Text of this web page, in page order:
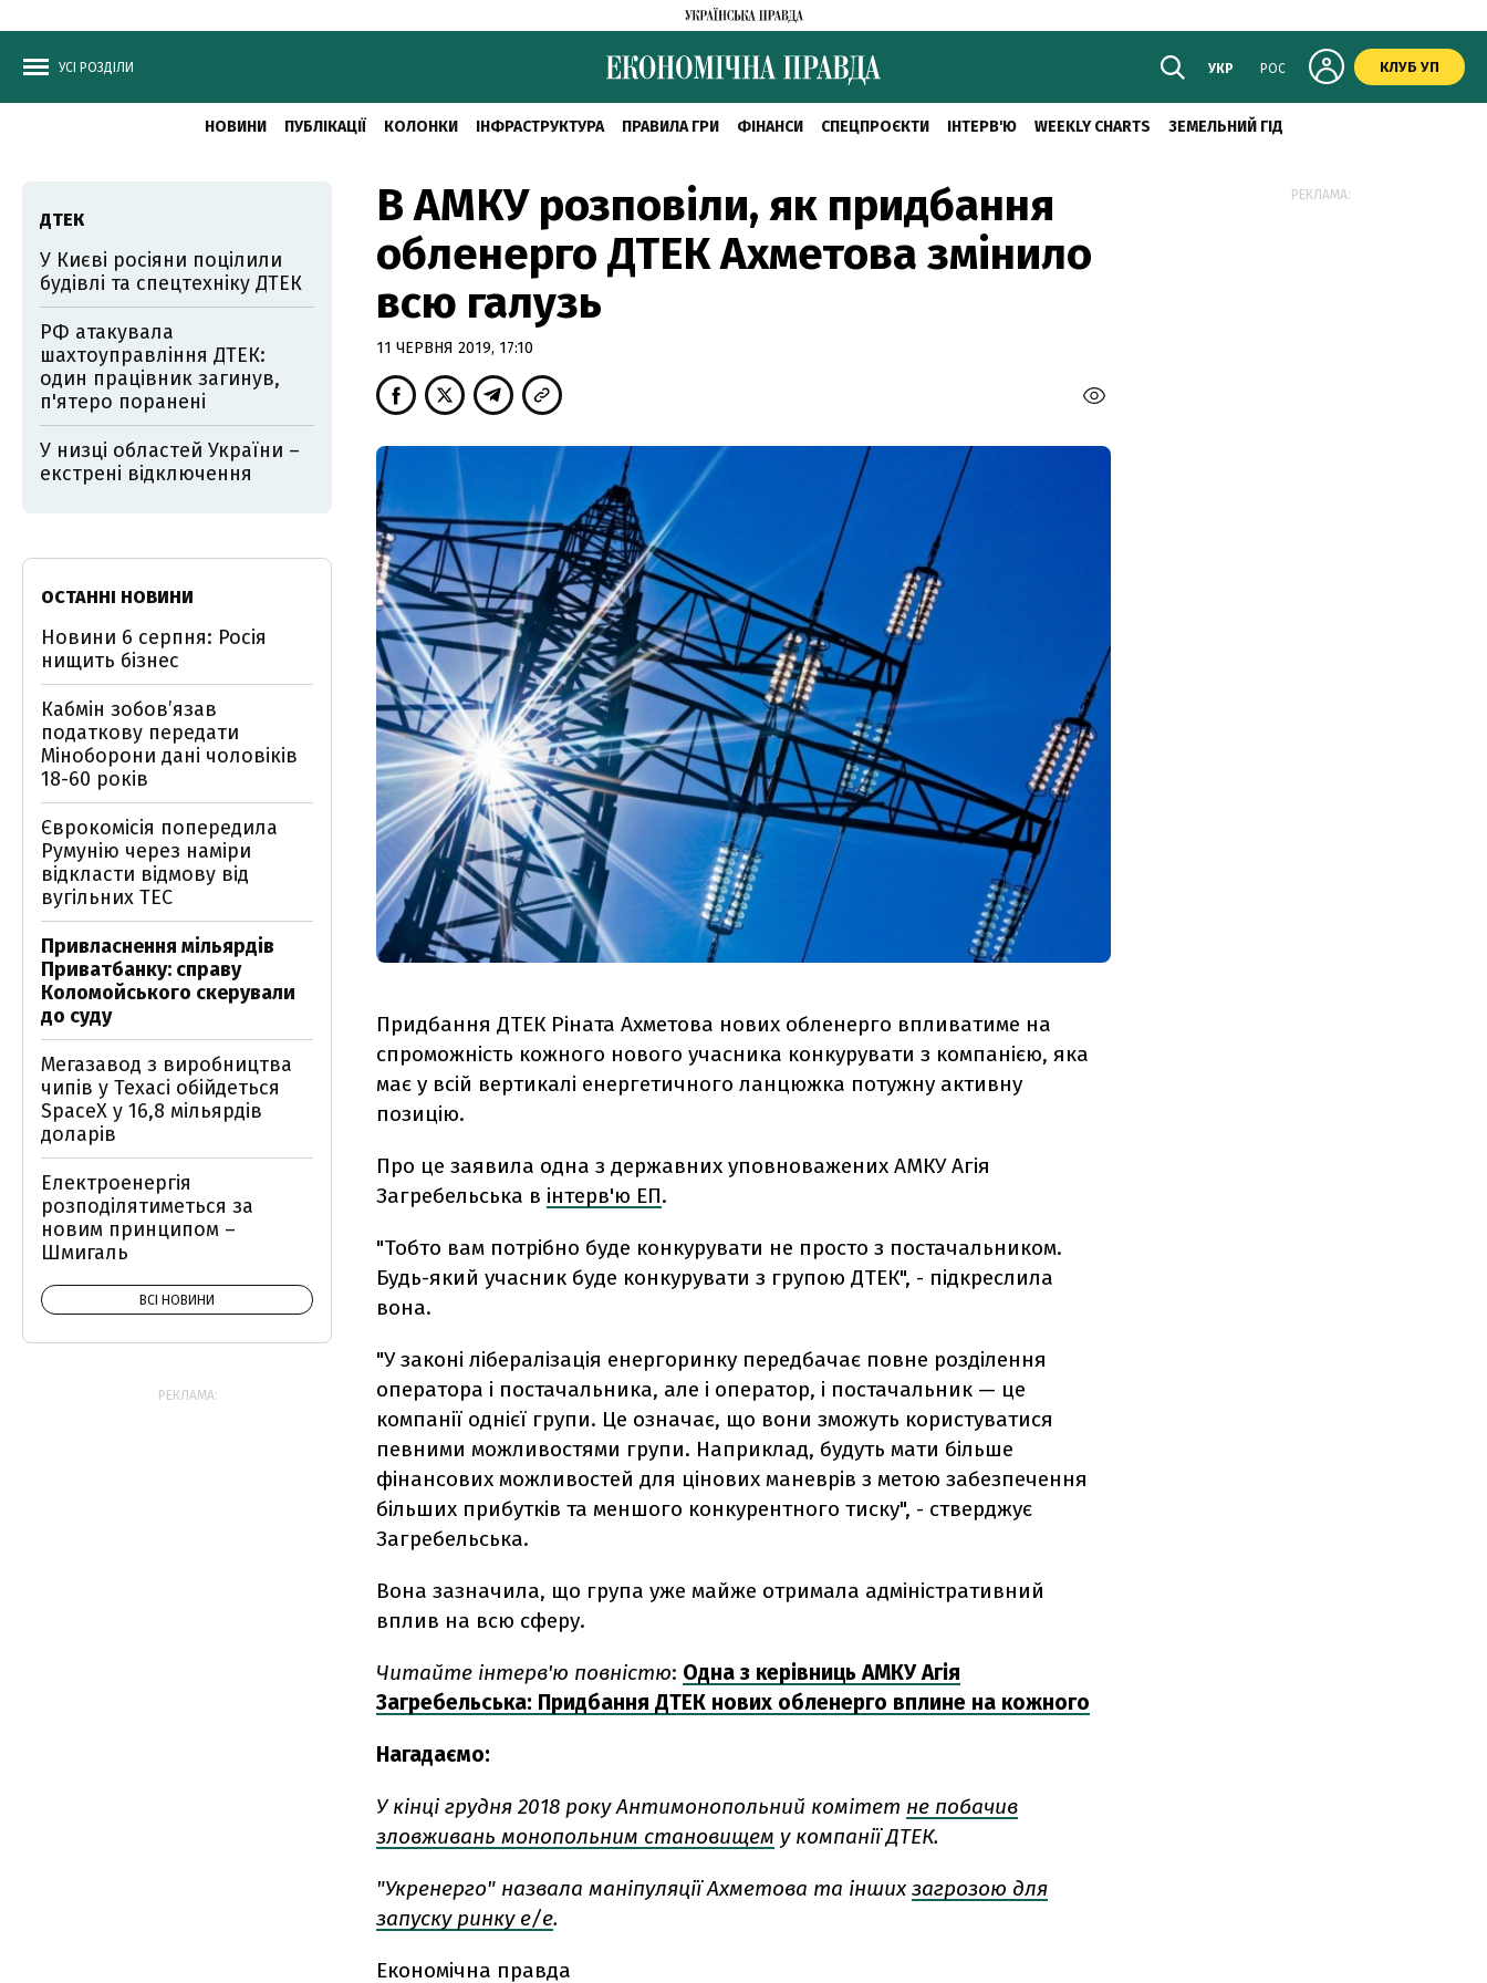
УСІ РОЗДІЛИ УКР РОС КЛУБ УП
НОВИНИ ПУБЛІКАЦІЇ КОЛОНКИ ІНФРАСТРУКТУРА ПРАВИЛА ГРИ ФІНАНСИ СПЕЦПРОЄКТИ ІНТЕРВ'Ю WEEKLY CHARTS ЗЕМЕЛЬНИЙ ГІД
В АМКУ розповіли, як придбання
обленерго ДТЕК Ахметова змінило
всю галузь
11 ЧЕРВНЯ 2019, 17:10
Придбання ДТЕК Ріната Ахметова нових обленерго впливатиме на
спроможність кожного нового учасника конкурувати з компанією, яка
має у всій вертикалі енергетичного ланцюжка потужну активну
позицію.
Про це заявила одна з державних уповноважених АМКУ Агія
Загребельська в інтерв'ю ЕП.
"Тобто вам потрібно буде конкурувати не просто з постачальником.
Будь-який учасник буде конкурувати з групою ДТЕК", - підкреслила
вона.
"У законі лібералізація енергоринку передбачає повне розділення
оператора і постачальника, але і оператор, і постачальник — це
компанії однієї групи. Це означає, що вони зможуть користуватися
певними можливостями групи. Наприклад, будуть мати більше
фінансових можливостей для цінових маневрів з метою забезпечення
більших прибутків та меншого конкурентного тиску", - стверджує
Загребельська.
Вона зазначила, що група уже майже отримала адміністративний
вплив на всю сферу.
Читайте інтерв'ю повністю: Одна з керівниць АМКУ Агія
Загребельська: Придбання ДТЕК нових обленерго вплине на кожного
Нагадаємо:
У кінці грудня 2018 року Антимонопольний комітет не побачив
зловживань монопольним становищем у компанії ДТЕК.
"Укренерго" назвала маніпуляції Ахметова та іншихзагрозою для
запуску ринку е/е.
Економічна правда
ДТЕК
У Києві росіяни поцілили
будівлі та спецтехніку ДТЕК
РФ атакувала
шахтоуправління ДТЕК:
один працівник загинув,
п'ятеро поранені
У низці областей України –
екстрені відключення
ОСТАННІ НОВИНИ
Новини 6 серпня: Росія
нищить бізнес
Кабмін зобовʼязав
податкову передати
Міноборони дані чоловіків
18-60 років
Єврокомісія попередила
Румунію через наміри
відкласти відмову від
вугільних ТЕС
Привласнення мільярдів
Приватбанку: справу
Коломойського скерували
до суду
Мегазавод з виробництва
чипів у Техасі обійдеться
SpaceX у 16,8 мільярдів
доларів
Електроенергія
розподілятиметься за
новим принципом –
Шмигаль
ВСІ НОВИНИ
РЕКЛАМА:
РЕКЛАМА: